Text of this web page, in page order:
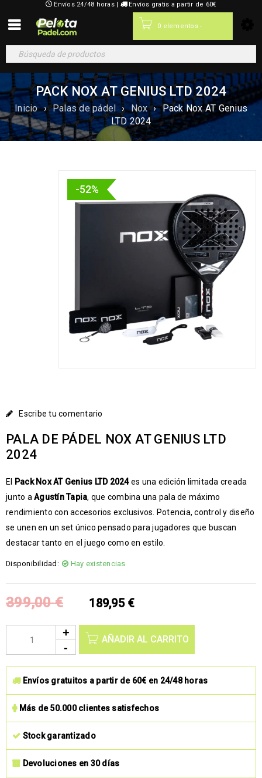
Envíos 24/48 horas | Envíos gratis a partir de 60€
0 elementos -
PACK NOX AT GENIUS LTD 2024
Inicio › Palas de pádel › Nox › Pack Nox AT Genius
LTD 2024
-52%
Escribe tu comentario
PALA DE PÁDEL NOX AT GENIUS LTD
2024
El Pack Nox AT Genius LTD 2024es una edición limitada creada
junto a Agustín Tapia, que combina una pala de máximo
rendimiento con accesorios exclusivos. Potencia, control y diseño
se unen en un set único pensado para jugadores que buscan
destacar tanto en el juego como en estilo.
Disponibilidad: Hay existencias
399,00€ 189,95 €
AÑADIR AL CARRITO
Envíos gratuitos a partir de 60€ en 24/48 horas
Más de 50.000 clientes satisfechos
Stock garantizado
Devoluciones en 30 días